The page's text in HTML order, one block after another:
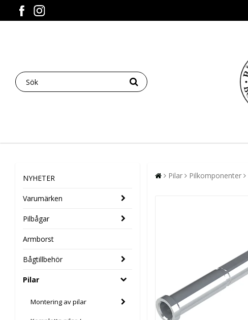
NYHETER
Varumärken
Pilbågar
Armborst
Bågtillbehör
Pilar
Montering av pilar
Pilar Pilkomponenter